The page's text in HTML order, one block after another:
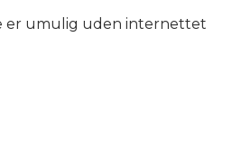
er umulig uden internettet